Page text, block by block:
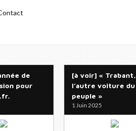
de
pour
[à voir] « Trabant,
l’autre voiture du
peuple »
1 Juin 2025